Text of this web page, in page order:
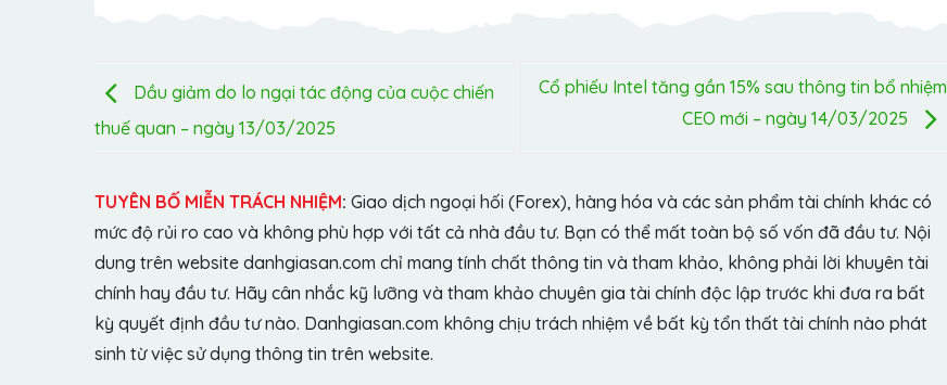
Dầu giảm do lo ngại tác động của cuộc chiến
thuế quan – ngày 13/03/2025
Cổ phiếu Intel tăng gần 15% sau thông tin bổ nhiệm
CEO mới – ngày 14/03/2025
TUYÊN BỐ MIỄN TRÁCH NHIỆM: Giao dịch ngoại hối (Forex), hàng hóa và các sản phẩm tài chính khác có
mức độ rủi ro cao và không phù hợp với tất cả nhà đầu tư. Bạn có thể mất toàn bộ số vốn đã đầu tư. Nội
dung trên website danhgiasan.com chỉ mang tính chất thông tin và tham khảo, không phải lời khuyên tài
chính hay đầu tư. Hãy cân nhắc kỹ lưỡng và tham khảo chuyên gia tài chính độc lập trước khi đưa ra bất
kỳ quyết định đầu tư nào. Danhgiasan.com không chịu trách nhiệm về bất kỳ tổn thất tài chính nào phát
sinh từ việc sử dụng thông tin trên website.